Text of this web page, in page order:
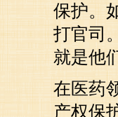
保护。
打官司
就是他
在医药
产权保